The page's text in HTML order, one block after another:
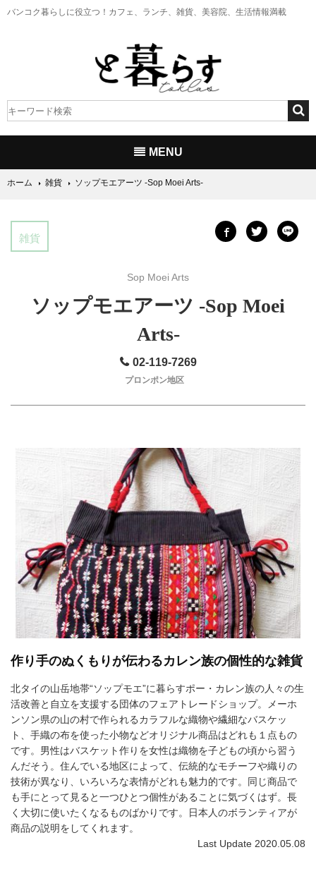
バンコク暮らしに役立つ！ カフェ、ランチ、雑貨、美容院、生活情報満載
MENU
ホーム 雑貨 ソップモエアーツ -Sop Moei Arts-
雑貨
Sop Moei Arts
ソップモエアーツ -Sop Moei
Arts-
02-119-7269
プロンポン地区
作り手のぬくもりが伝わるカレン族の個性的な雑貨
北タイの山岳地帯“ソップモエ”に暮らすポー・カレン族の人々の生
活改善と自立を支援する団体のフェアトレードショップ。メーホ
ンソン県の山の村で作られるカラフルな織物や繊細なバスケッ
ト、手織の布を使った小物などオリジナル商品はどれも１点もの
です。男性はバスケット作りを女性は織物を子どもの頃から習う
んだそう。住んでいる地区によって、伝統的なモチーフや織りの
技術が異なり、いろいろな表情がどれも魅力的です。同じ商品で
も手にとって見ると一つひとつ個性があることに気づくはず。長
く大切に使いたくなるものばかりです。日本人のボランティアが
商品の説明をしてくれます。
Last Update 2020.05.08